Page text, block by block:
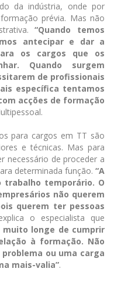
da indústria, onde por
prévia. Mas não
“Quando temos
antecipar e dar a
os cargos que os
Quando surgem
de profissionais
específica tentamos
acções de formação
para cargos em TT são
e técnicas. Mas para
necessário de proceder a
determinada função. “A
trabalho temporário. O
não querem
querem ter pessoas
o especialista que
muito longe de cumprir
à formação. Não
ou uma carga
mais-valia”.